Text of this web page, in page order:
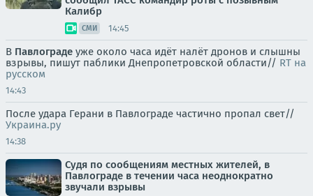
Калибр
СМИ 14:45
В Павлограде уже около часа идёт налёт дронов и слышны
взрывы, пишут паблики Днепропетровской области// RT на
русском
14:43
После удара Герани в Павлограде частично пропал свет//
Украина.ру
14:38
Судя по сообщениям местных жителей, в
Павлограде в течении часа неоднократно
звучали взрывы